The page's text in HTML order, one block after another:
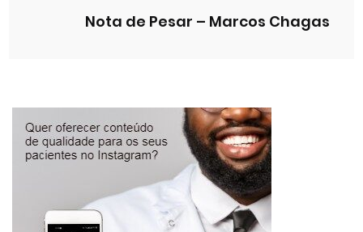
Nota de Pesar – Marcos Chagas